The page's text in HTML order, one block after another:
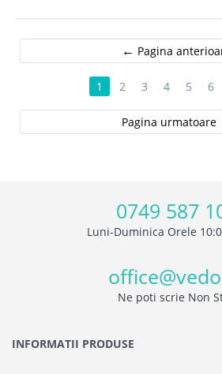
Pagina
1 2 3 4 5 6
Pagina urmatoare
0749 587
Luni-Duminica Orele
Ne poti scrie Non
INFORMATII PRODUSE